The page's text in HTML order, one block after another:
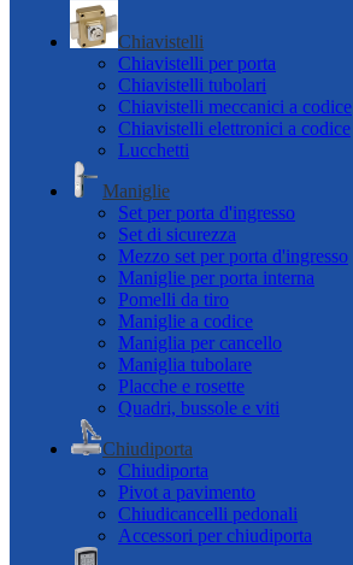
Chiavistelli
Chiavistelli per porta
Chiavistelli tubolari
Chiavistelli meccanici a codice
Chiavistelli elettronici a codice
Lucchetti
Maniglie
Set per porta d'ingresso
Set di sicurezza
Mezzo set per porta d'ingresso
Maniglie per porta interna
Pomelli da tiro
Maniglie a codice
Maniglia per cancello
Maniglia tubolare
Placche e rosette
Quadri, bussole e viti
Chiudiporta
Chiudiporta
Pivot a pavimento
Chiudicancelli pedonali
Accessori per chiudiporta